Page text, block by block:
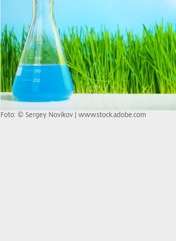
Foto: © Sergey Novikov | www.stock.adobe.com